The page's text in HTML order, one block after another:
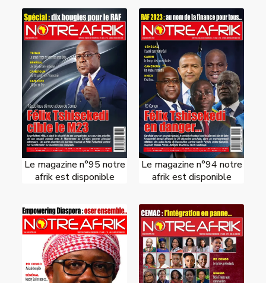
Le magazine n°95 notre
afrik est disponible
Le magazine n°94 notre
afrik est disponible